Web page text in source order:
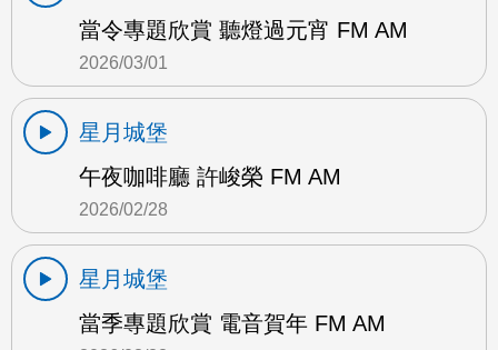
當令專題欣賞 聽燈過元宵 FM AM
2026/03/01
星月城堡
午夜咖啡廳 許峻榮 FM AM
2026/02/28
星月城堡
當季專題欣賞 電音賀年 FM AM